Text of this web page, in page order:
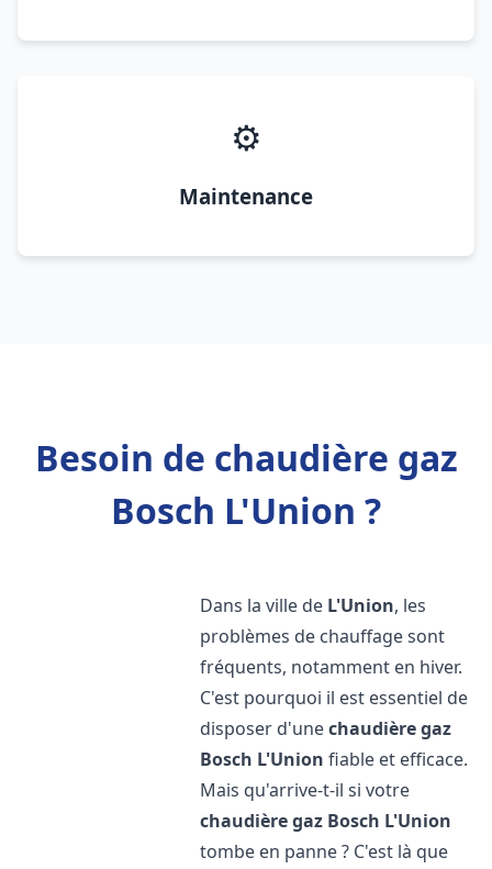
⚙️
Maintenance
Besoin de chaudière gaz
Bosch L'Union ?
Dans la ville de L'Union, les
problèmes de chauffage sont
fréquents, notamment en hiver.
C'est pourquoi il est essentiel de
disposer d'unechaudière gaz
Bosch L'Union fiable et efficace.
Mais qu'arrive-t-il si votre
chaudière gaz Bosch L'Union
tombe en panne ? C'est là que